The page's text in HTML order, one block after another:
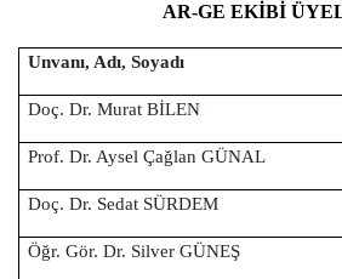
AR-GE EKİBİ
Unvanı, Adı, Soyadı
Doç. Dr. Murat BİLEN
Prof. Dr. Aysel Çağlan GÜNAL
Doç. Dr. Sedat SÜRDEM
Öğr. Gör. Dr. Silver GÜNEŞ